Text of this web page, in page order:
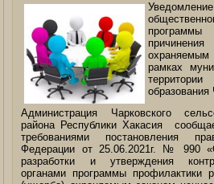
программы
рамках
образования
Администрация Чарковского
района Республики Хакасия
требованиями постановления
Федерации от 25.06.2021г. № 990
разработки и утверждения
органами программы профилактики